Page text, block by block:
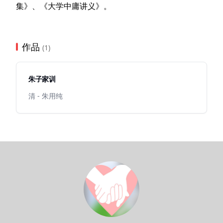
集》、《大学中庸讲义》。
作品 (1)
朱子家训
清 - 朱用纯